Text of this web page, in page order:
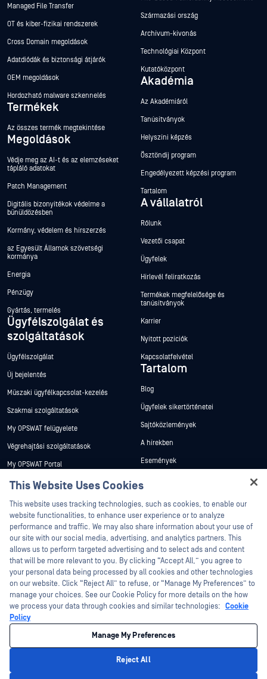
Managed File Transfer
OT és kiber-fizikai rendszerek
Cross Domain megoldások
Adatdiódák és biztonsági átjárók
OEM megoldások
Hordozható malware szkennelés
Termékek
Az összes termék megtekintése
Megoldások
Védje meg az AI-t és az elemzéseket
tápláló adatokat
Patch Management
Digitális bizonyítékok védelme a
bűnüldözésben
Kormány, védelem és hírszerzés
az Egyesült Államok szövetségi
kormánya
Energia
Pénzügy
Gyártás, termelés
Ügyfélszolgálat és
szolgáltatások
Ügyfélszolgálat
Új bejelentés
Műszaki ügyfélkapcsolat-kezelés
Szakmai szolgáltatások
My OPSWAT felügyelete
Végrehajtási szolgáltatások
My OPSWAT Portal
Műszaki dokumentáció
Képzések
Biztonsági sebezhetőségi program
Partnerek
Tanúsítvány
Technológiai partnerek
Channel partner program
Származási ország
Archívum-kivonás
Technológiai Központ
Kutatóközpont
Akadémia
Az Akadémiáról
Tanúsítványok
Helyszíni képzés
Ösztöndíj program
Engedélyezett képzési program
Tartalom
A vállalatról
Rólunk
Vezetői csapat
Ügyfelek
Hírlevél feliratkozás
Termékek megfelelősége és
tanúsítványok
Karrier
Nyitott pozíciók
Kapcsolatfelvétel
Tartalom
Blog
Ügyfelek sikertörténetei
Sajtóközlemények
A hírekben
Események
Fehér könyvek
©2026 OPSWAT . Minden jog fenntartva. OPSWAT, MetaDefender, Metascan,
MetaAccess, az OPSWAT , Trust no File. Trust No Device., OPSWAT , Protecting the
World's Critical Infrastructure, Deep CDR™ Technology, InQuest, az InQuest logó,
DFI, RetroHunt, Deep File Inspection és Join the Hunt az OPSWAT védjegyei. A
harmadik felek védjegyei a megfelelő tulajdonosok tulajdonát képezik.
Cookie beállítások kezelése
This Website Uses Cookies
This website uses tracking technologies, such as cookies, to enable our
website functionalities, to enhance user experience or to analyze
performance and traffic. We may also share information about your use of
our site with our social media, advertising, and analytics partners. This
allows us to perform targeted advertising and to select ads and content
that will be more relevant to you. By clicking “Accept All,” you agree to
your personal data being processed by all cookies and other technologies
on our website. Click “Reject All” to refuse, or “Manage My Preferences” to
manage your choices. See our Cookie Policy for more details on the how
we process your data through cookies and similar technologies: Cookie
Policy
Manage My Preferences
Reject All
Hey there!
I'm Ozzy, your OPSWAT virtual assistant.
How can I help you secure what's critical
today?